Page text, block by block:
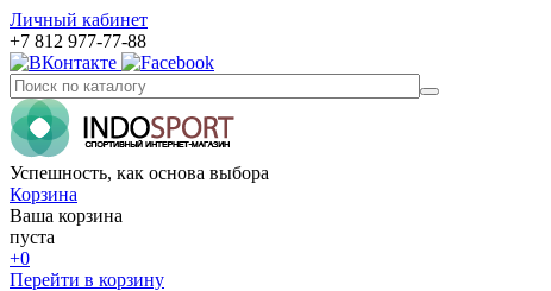
Личный кабинет
+7 812 977-77-88
Успешность, как основа выбора
Корзина
Ваша корзина
пуста
+0
Перейти в корзину